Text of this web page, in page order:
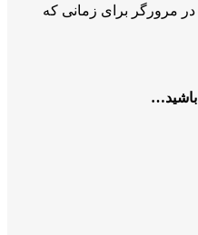
مرورگر برای زمانی که